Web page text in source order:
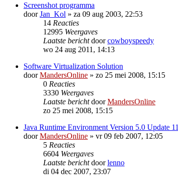
Screenshot programma
doorJan_Kol » za 09 aug 2003, 22:53
14 Reacties
12995 Weergaves
Laatste berichtdoorcowboyspeedy
wo 24 aug 2011, 14:13
Software Virtualization Solution
doorMandersOnline » zo 25 mei 2008, 15:15
0 Reacties
3330 Weergaves
Laatste berichtdoorMandersOnline
zo 25 mei 2008, 15:15
Java Runtime Environment Version 5.0 Update 11
doorMandersOnline » vr 09 feb 2007, 12:05
5 Reacties
6604 Weergaves
Laatste berichtdoorlenno
di 04 dec 2007, 23:07